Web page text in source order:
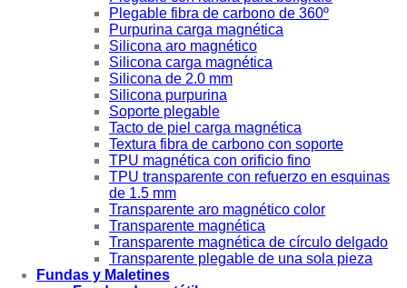
Plegable fibra de carbono de 360º
Purpurina carga magnética
Silicona aro magnético
Silicona carga magnética
Silicona de 2.0 mm
Silicona purpurina
Soporte plegable
Tacto de piel carga magnética
Textura fibra de carbono con soporte
TPU magnética con orificio fino
TPU transparente con refuerzo en esquinas
de 1.5 mm
Transparente aro magnético color
Transparente magnética
Transparente magnética de círculo delgado
Transparente plegable de una sola pieza
Fundas y Maletines